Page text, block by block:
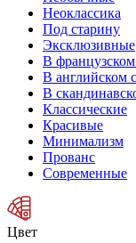
Неоклассика
Под старину
Эксклюзивные
В французском
В английском
В
Классические
Красивые
Минимализм
Прованс
Современные
Цвет